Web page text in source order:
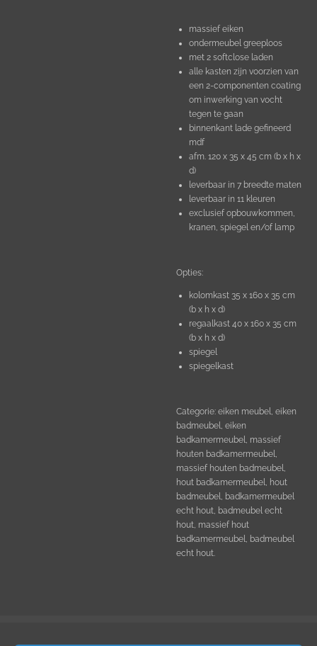
massief eiken
ondermeubel greeploos
met 2 softclose laden
alle kasten zijn voorzien van
een 2-componenten coating
om inwerking van vocht
tegen te gaan
binnenkant lade gefineerd
mdf
afm. 120 x 35 x 45 cm (b x h x
d)
leverbaar in 7 breedte maten
leverbaar in 11 kleuren
exclusief opbouwkommen,
kranen, spiegel en/of lamp
Opties:
kolomkast 35 x 160 x 35 cm
(b x h x d)
regaalkast 40 x 160 x 35 cm
(b x h x d)
spiegel
spiegelkast
Categorie: eiken meubel, eiken
badmeubel, eiken
badkamermeubel, massief
houten badkamermeubel,
massief houten badmeubel,
hout badkamermeubel, hout
badmeubel, badkamermeubel
echt hout, badmeubel echt
hout, massief hout
badkamermeubel, badmeubel
echt hout.